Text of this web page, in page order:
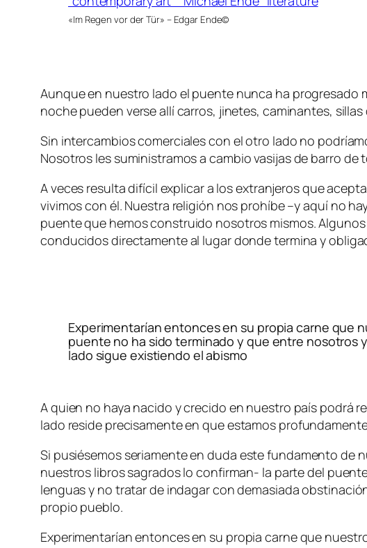
«Im Regen vor der Tür» – Edgar Ende©
Aunque en nuestro lado el puente nunca ha progresado
noche pueden verse allí carros, jinetes, caminantes,
Sin intercambios comerciales con el otro lado no
Nosotros les suministramos a cambio vasijas de barro
A veces resulta difícil explicar a los extranjeros que
vivimos con él. Nuestra religión nos prohíbe –y aquí no
puente que hemos construido nosotros mismos.
conducidos directamente al lugar donde termina y
Experimentarían entonces en su propia carne que
puente no ha sido terminado y que entre nosotros
lado sigue existiendo el abismo
A quien no haya nacido y crecido en nuestro país podrá
lado reside precisamente en que estamos
Si pusiésemos seriamente en duda este fundamento de
nuestros libros sagrados lo confirman- la parte del
lenguas y no tratar de indagar con demasiada
propio pueblo.
Experimentarían entonces en su propia carne que